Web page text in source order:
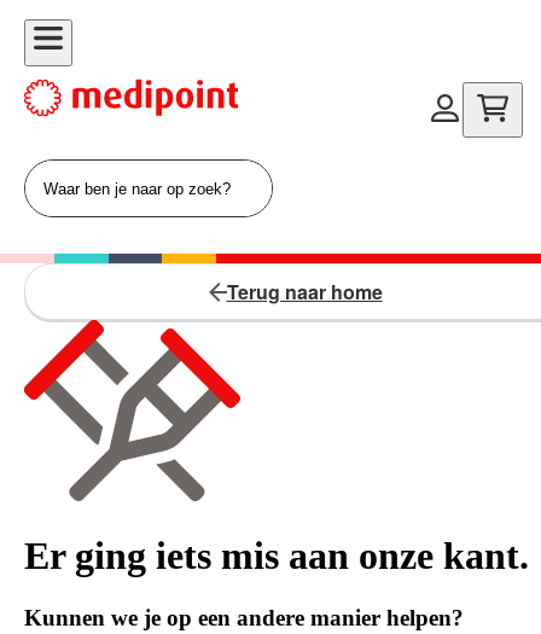
Terug naar home
Er ging iets mis aan onze kant.
Kunnen we je op een andere manier helpen?